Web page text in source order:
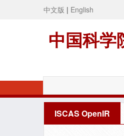
中文版 | English
中国科学
ISCAS OpenIR